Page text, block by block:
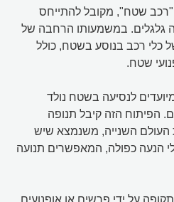
שטח", מקובל להתייחס
גלגלים. במשמעותו הרחבה של
כלי רכב בנוסע בשטח, כולל
שטח.
לנסיעה בשטח נולד
הפיתוח הזה קיבל תנופה
השנייה, משנמצא שיש
הנעה כפולה, המאפשרים תנועה
על ידי פרשים או אופנועים.